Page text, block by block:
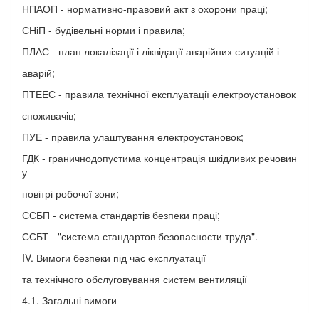
НПАОП - нормативно-правовий акт з охорони праці;
СНіП - будівельні норми і правила;
ПЛАС - план локалізації і ліквідації аварійних ситуацій і
аварій;
ПТЕЕС - правила технічної експлуатації електроустановок
споживачів;
ПУЕ - правила улаштування електроустановок;
ГДК - граничнодопустима концентрація шкідливих речовин
у
повітрі робочої зони;
ССБП - система стандартів безпеки праці;
ССБТ - "система стандартов безопасности труда".
IV. Вимоги безпеки під час експлуатації
та технічного обслуговування систем вентиляції
4.1. Загальні вимоги